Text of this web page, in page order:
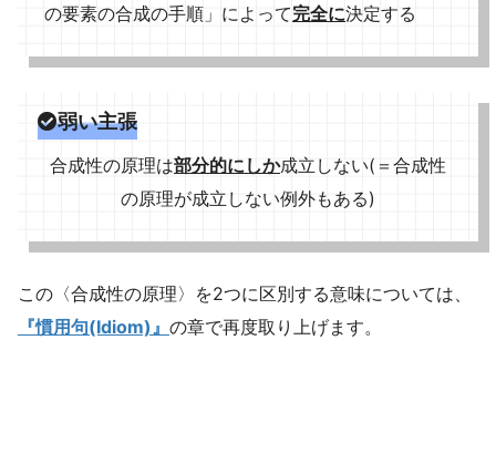
の要素の合成の手順」によって完全に決定する
弱い主張
合成性の原理は部分的にしか成立しない(＝合成性
の原理が成立しない例外もある)
この〈合成性の原理〉を2つに区別する意味については、
『慣用句(Idiom)』 の章で再度取り上げます。